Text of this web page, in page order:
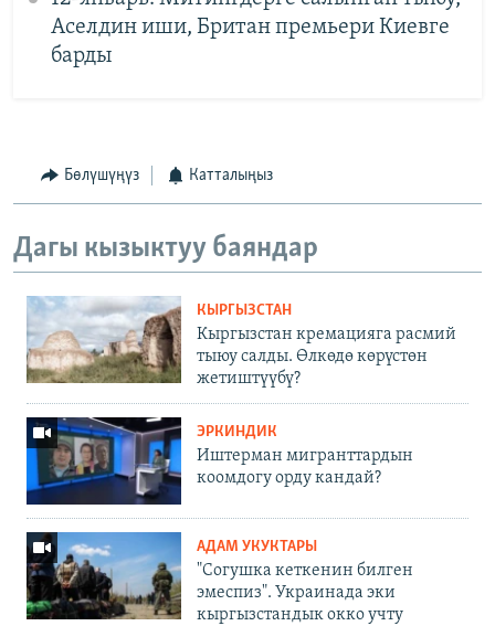
Аселдин иши, Британ премьери Киевге
барды
Бөлүшүңүз Катталыңыз
Дагы кызыктуу баяндар
КЫРГЫЗСТАН
Кыргызстан кремацияга расмий
тыюу салды. Өлкөдө көрүстөн
жетиштүүбү?
ЭРКИНДИК
Иштерман мигранттардын
коомдогу орду кандай?
АДАМ УКУКТАРЫ
"Согушка кеткенин билген
эмеспиз". Украинада эки
кыргызстандык окко учту